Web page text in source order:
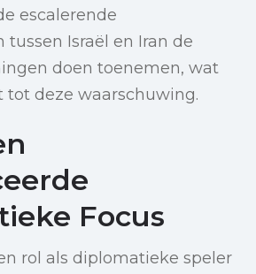
escalerende
Israël en Iran de
doen toenemen, wat
tot deze waarschuwing.
Focus
rol als diplomatieke speler